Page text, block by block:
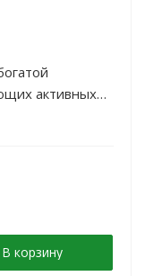
активных
за
В корзину